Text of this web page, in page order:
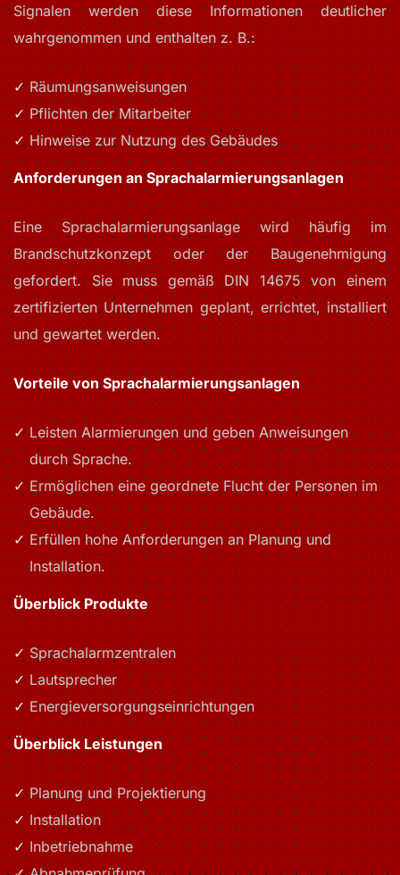
Signalen werden diese Informationen deutlicher
wahrgenommen und enthalten z. B.:
Räumungsanweisungen
Pflichten der Mitarbeiter
Hinweise zur Nutzung des Gebäudes
Anforderungen an Sprachalarmierungsanlagen
Eine Sprachalarmierungsanlage wird häufig im
Brandschutzkonzept oder der Baugenehmigung
gefordert. Sie muss gemäß DIN 14675 von einem
zertifizierten Unternehmen geplant, errichtet, installiert
und gewartet werden.
Vorteile von Sprachalarmierungsanlagen
Leisten Alarmierungen und geben Anweisungen
durch Sprache.
Ermöglichen eine geordnete Flucht der Personen im
Gebäude.
Erfüllen hohe Anforderungen an Planung und
Installation.
Überblick Produkte
Sprachalarmzentralen
Lautsprecher
Energieversorgungseinrichtungen
Überblick Leistungen
Planung und Projektierung
Installation
Inbetriebnahme